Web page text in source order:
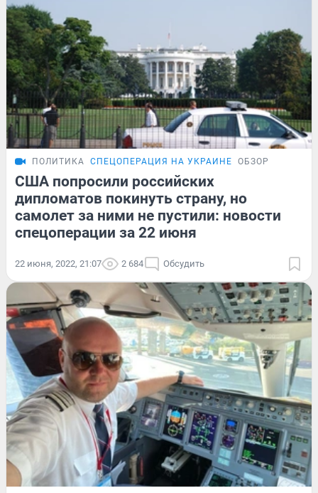
ПОЛИТИКА СПЕЦОПЕРАЦИЯ НА УКРАИНЕ ОБЗОР
США попросили российских
дипломатов покинуть страну, но
самолет за ними не пустили: новости
спецоперации за 22 июня
22 июня, 2022, 21:07 2 684 Обсудить